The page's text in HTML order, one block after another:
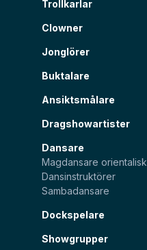
Trollkarlar
Clowner
Jonglörer
Buktalare
Ansiktsmålare
Dragshowartister
Dansare
Magdansare orientalisk
Dansinstruktörer
Sambadansare
Dockspelare
Showgrupper